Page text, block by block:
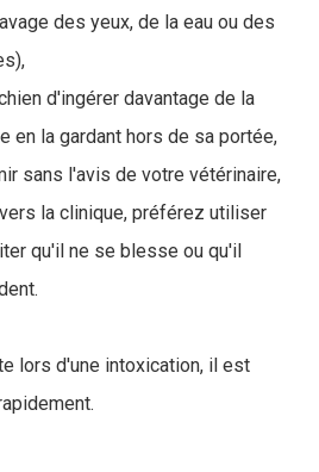
des yeux, de la eau ou des
d'ingérer davantage de la
en la gardant hors de sa portée,
sans l'avis de votre vétérinaire,
la clinique, préférez utiliser
qu'il ne se blesse ou qu'il
lors d'une intoxication, il est